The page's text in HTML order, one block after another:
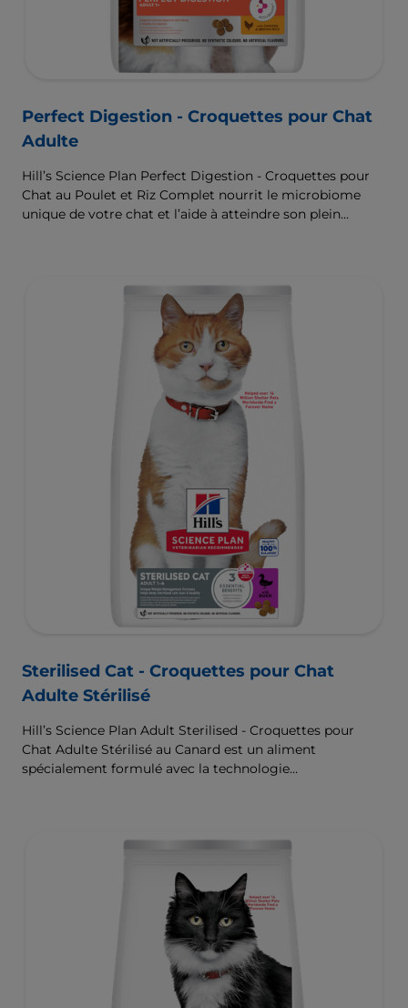
Perfect Digestion - Croquettes pour Chat
Adulte
Hill’s Science Plan Perfect Digestion - Croquettes pour
Chat au Poulet et Riz Complet nourrit le microbiome
unique de votre chat et l’aide à atteindre son plein
Sterilised Cat - Croquettes pour Chat
Adulte Stérilisé
Hill’s Science Plan Adult Sterilised - Croquettes pour
Chat Adulte Stérilisé au Canard est un aliment
spécialement formulé avec la technologie
à rester en bonne santé.